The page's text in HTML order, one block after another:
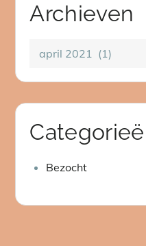
Archieven
Archieven
Bezocht